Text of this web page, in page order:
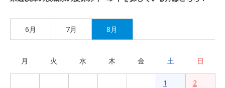
6月 7月 8月
月 火 水 木 金 土 日
1 2